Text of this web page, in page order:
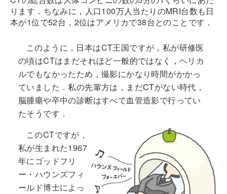
ります．ちなみに，人口100万人当たりのMRI台数も日
本が1位で52台，2位はアメリカで38台とのことです．
このように，日本はCT王国ですが，私が研修医
の頃はCTはまだそれほど一般的ではなく，ヘリカ
ルでもなかったため，撮影にかなり時間がかかっ
ていました．私の先輩方は，まだCTがない時代，
脳腫瘍や卒中の診断はすべて血管造影で行ってい
たそうです．
このCTですが，
私が生まれた1967
年にゴッドフリ
ー・ハウンズフィ
ールド博士によっ